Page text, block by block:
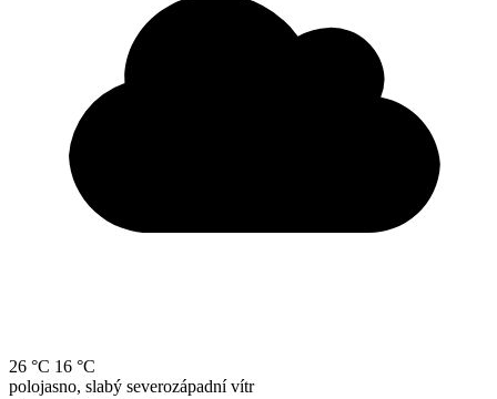
26 °C 16 °C
polojasno, slabý severozápadní vítr